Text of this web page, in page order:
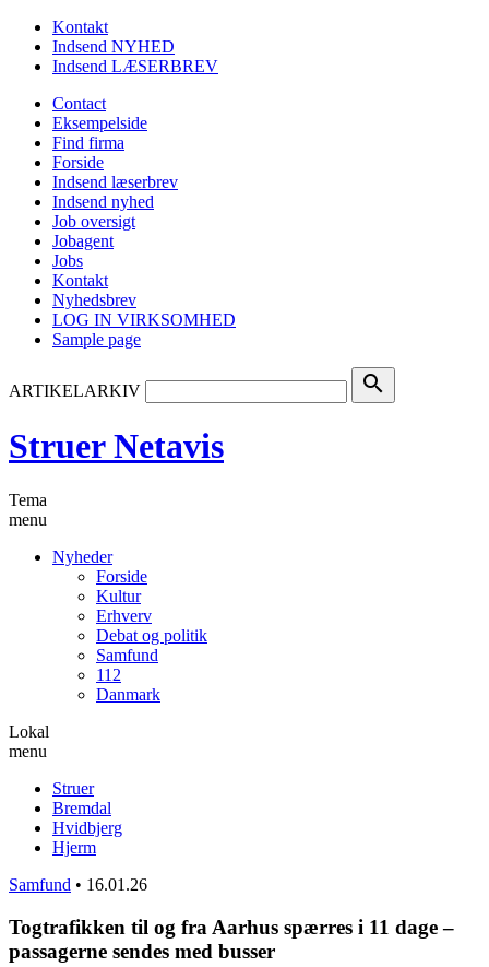
Kontakt
Indsend NYHED
Indsend LÆSERBREV
Contact
Eksempelside
Find firma
Forside
Indsend læserbrev
Indsend nyhed
Job oversigt
Jobagent
Jobs
Kontakt
Nyhedsbrev
LOG IN VIRKSOMHED
Sample page
ARTIKELARKIV search
Struer Netavis
Tema
menu
Nyheder
Forside
Kultur
Erhverv
Debat og politik
Samfund
112
Danmark
Lokal
menu
Struer
Bremdal
Hvidbjerg
Hjerm
Samfund • 16.01.26
Togtrafikken til og fra Aarhus spærres i 11 dage –
passagerne sendes med busser